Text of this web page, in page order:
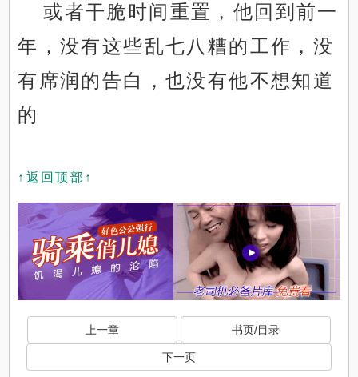
或者干脆时间重置，他回到前一
年，没有这些乱七八糟的工作，没
有席润的告白，也没有他不想知道
的
↑返回顶部↑
上一章 书页/目录
下一页